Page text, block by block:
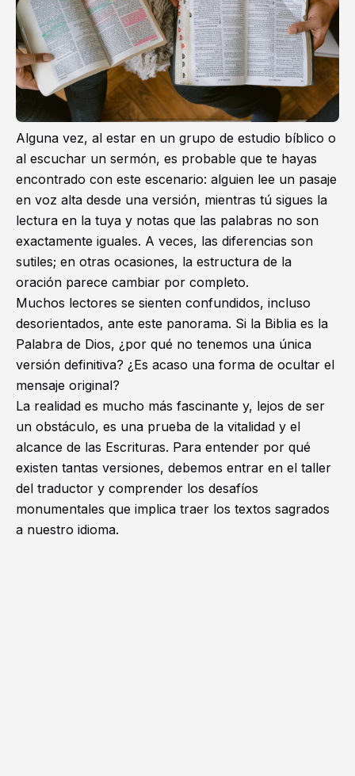
Alguna vez, al estar en un grupo de estudio bíblico o
al escuchar un sermón, es probable que te hayas
encontrado con este escenario: alguien lee un pasaje
en voz alta desde una versión, mientras tú sigues la
lectura en la tuya y notas que las palabras no son
exactamente iguales. A veces, las diferencias son
sutiles; en otras ocasiones, la estructura de la
oración parece cambiar por completo.
Muchos lectores se sienten confundidos, incluso
desorientados, ante este panorama. Si la Biblia es la
Palabra de Dios, ¿por qué no tenemos una única
versión definitiva? ¿Es acaso una forma de ocultar el
mensaje original?
La realidad es mucho más fascinante y, lejos de ser
un obstáculo, es una prueba de la vitalidad y el
alcance de las Escrituras. Para entender por qué
existen tantas versiones, debemos entrar en el taller
del traductor y comprender los desafíos
monumentales que implica traer los textos sagrados
a nuestro idioma.